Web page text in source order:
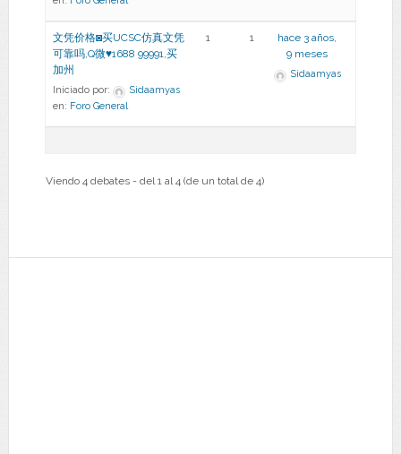
文凭价格◙买UCSC仿真文凭
可靠吗,Q微♥1688 99991,买
加州
Iniciado por:
Sidaamyas
en: Foro General
1 1
hace 3 años,
9 meses
Sidaamyas
Viendo 4 debates - del 1 al 4 (de un total de 4)